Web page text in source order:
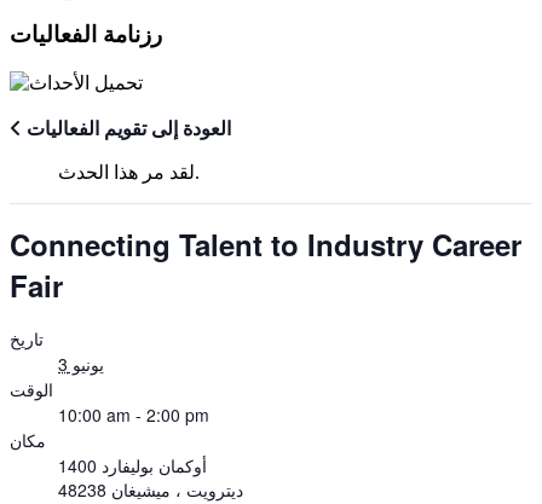
رزنامة الفعاليات
العودة إلى تقويم الفعاليات
لقد مر هذا الحدث.
Connecting Talent to Industry Career
Fair
تاريخ
يونيو 3
الوقت
10:00 am - 2:00 pm
مكان
1400 أوكمان بوليفارد
ديترويت ، ميشيغان 48238